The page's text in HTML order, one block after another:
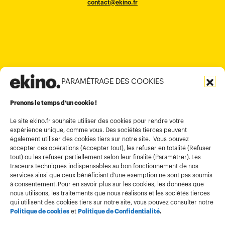
PARAMÉTRAGE DES COOKIES
Prenons le temps d’un cookie !
Le site ekino.fr souhaite utiliser des cookies pour rendre votre
expérience unique, comme vous. Des sociétés tierces peuvent
également utiliser des cookies tiers sur notre site. Vous pouvez
accepter ces opérations (Accepter tout), les refuser en totalité (Refuser
tout) ou les refuser partiellement selon leur finalité (Paramétrer). Les
traceurs techniques indispensables au bon fonctionnement de nos
services ainsi que ceux bénéficiant d’une exemption ne sont pas soumis
à consentement. Pour en savoir plus sur les cookies, les données que
nous utilisons, les traitements que nous réalisons et les sociétés tierces
qui utilisent des cookies tiers sur notre site, vous pouvez consulter notre
Politique de cookiesetPolitique de Confidentialité.
contact@ekino.fr
+65 6317 6600contact@ekino.sg
contact@ekino.fr
+84909233727
Informations légales
Conditions générales d’utilisation
Politique de confidentialité
Politique cookies
Gestion des cookies
Index égalité